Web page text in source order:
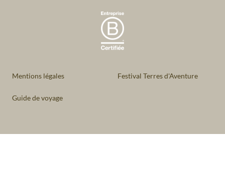
Mentions légales Festival Terres d'Aventure
Guide de voyage